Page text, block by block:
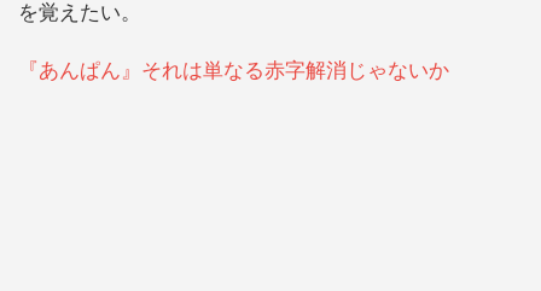
を覚えたい。
『あんぱん』それは単なる赤字解消じゃないか